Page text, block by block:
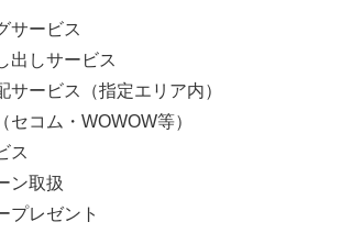
サービス
出しサービス
サービス（指定エリア内）
セコム・WOWOW等）
ス
ン取扱
プレゼント